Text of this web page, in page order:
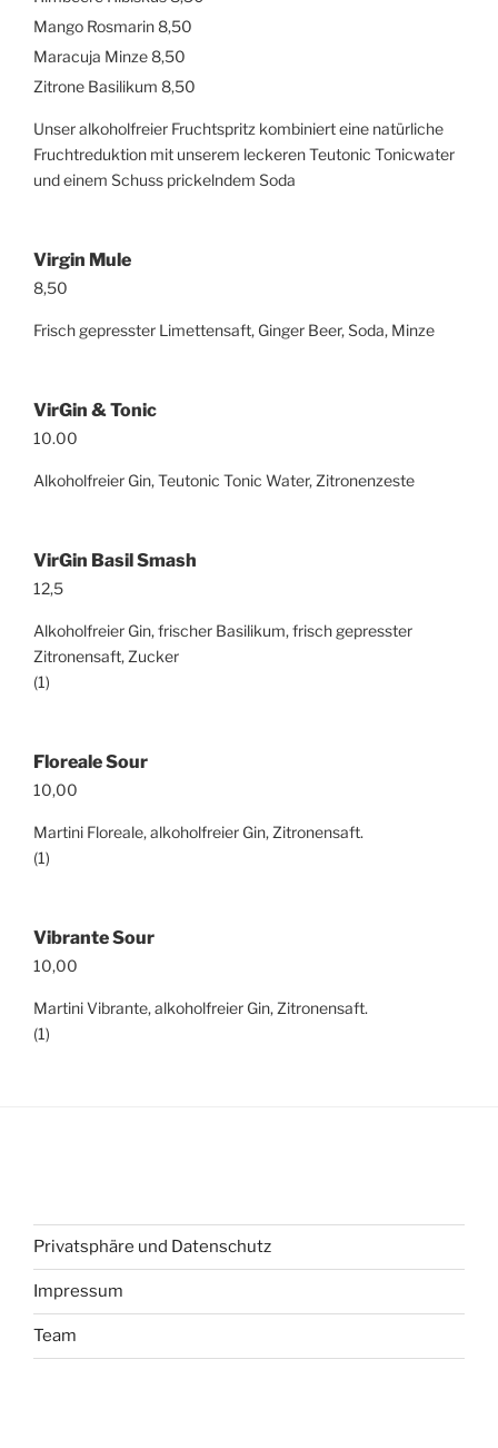
Mango Rosmarin 8,50
Maracuja Minze 8,50
Zitrone Basilikum 8,50
Unser alkoholfreier Fruchtspritz kombiniert eine natürliche
Fruchtreduktion mit unserem leckeren Teutonic Tonicwater
und einem Schuss prickelndem Soda
Virgin Mule
8,50
Frisch gepresster Limettensaft, Ginger Beer, Soda, Minze
VirGin & Tonic
10.00
Alkoholfreier Gin, Teutonic Tonic Water, Zitronenzeste
VirGin Basil Smash
12,5
Alkoholfreier Gin, frischer Basilikum, frisch gepresster
Zitronensaft, Zucker
(1)
Floreale Sour
10,00
Martini Floreale, alkoholfreier Gin, Zitronensaft.
(1)
Vibrante Sour
10,00
Martini Vibrante, alkoholfreier Gin, Zitronensaft.
(1)
Privatsphäre und Datenschutz
Impressum
Team